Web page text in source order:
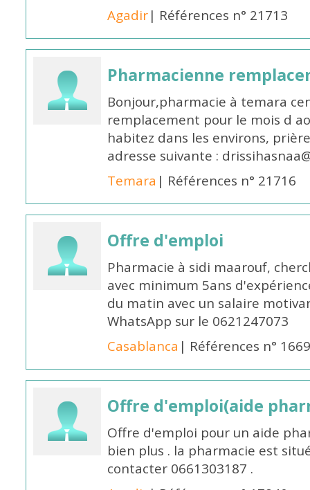
Agadir| Références n° 21713
Pharmacienne
Bonjour,pharmacie à temara
remplacement pour le mois d
habitez dans les environs,
adresse suivante :
Temara | Références n° 21716
Offre d'emploi
Pharmacie à sidi maarouf,
avec minimum 5ans
du matin avec un salaire
WhatsApp sur le 0621247073
Casablanca | Références n°
Offre d'emploi(aide
Offre d'emploi pour un aide
bien plus . la pharmacie est
contacter 0661303187 .